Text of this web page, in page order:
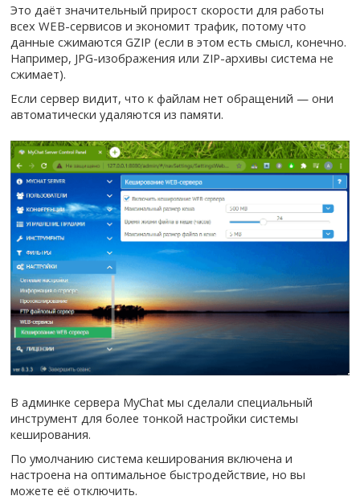
Это даёт значительный прирост скорости для работы
всех WEB-сервисов и экономит трафик, потому что
данные сжимаются GZIP (если в этом есть смысл, конечно.
Например, JPG-изображения или ZIP-архивы система не
сжимает).
Если сервер видит, что к файлам нет обращений — они
автоматически удаляются из памяти.
В админке сервера MyChat мы сделали специальный
инструмент для более тонкой настройки системы
кеширования.
По умолчанию система кеширования включена и
настроена на оптимальное быстродействие, но вы
можете её отключить.